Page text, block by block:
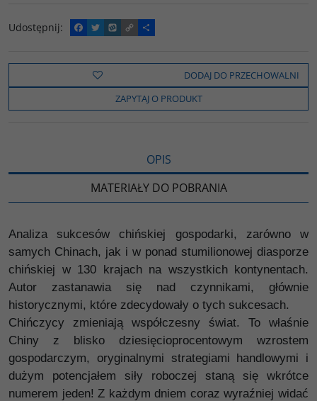
Udostępnij:
F
a
e
o
k
T
w
t
t
e
W
y
o
C
o
y
i
n
k
P
o
z
e
l
s
DODAJ DO PRZECHOWALNI
ZAPYTAJ O PRODUKT
OPIS
MATERIAŁY DO POBRANIA
Analiza sukcesów chińskiej gospodarki, zarówno w
samych Chinach, jak i w ponad stumilionowej diasporze
chińskiej w 130 krajach na wszystkich kontynentach.
Autor zastanawia się nad czynnikami, głównie
historycznymi, które zdecydowały o tych sukcesach.
Chińczycy zmieniają współczesny świat. To właśnie
Chiny z blisko dziesięcioprocentowym wzrostem
gospodarczym, oryginalnymi strategiami handlowymi i
dużym potencjałem siły roboczej staną się wkrótce
numerem jeden! Z każdym dniem coraz wyraźniej widać